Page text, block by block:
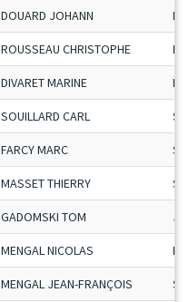
DOUARD JOHANN
ROUSSEAU CHRISTOPHE
DIVARET MARINE
SOUILLARD CARL
FARCY MARC
MASSET THIERRY
GADOMSKI TOM
MENGAL NICOLAS
MENGAL JEAN-FRANÇOIS